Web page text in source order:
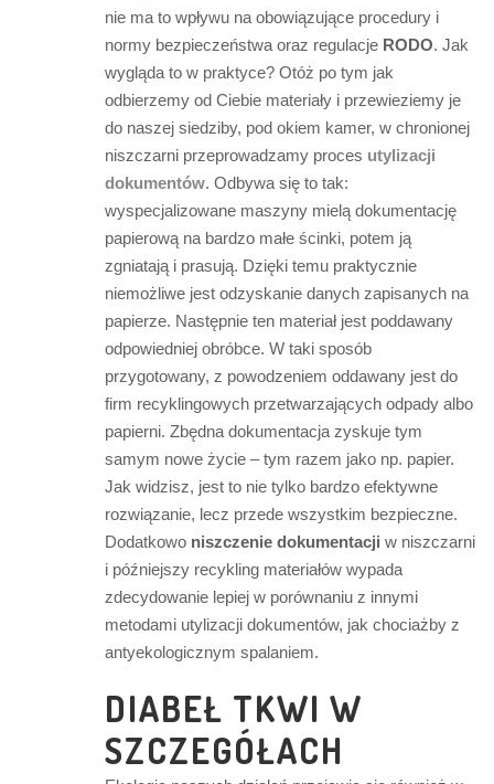
nie ma to wpływu na obowiązujące procedury i
normy bezpieczeństwa oraz regulacje RODO. Jak
wygląda to w praktyce? Otóż po tym jak
odbierzemy od Ciebie materiały i przewieziemy je
do naszej siedziby, pod okiem kamer, w chronionej
niszczarni przeprowadzamy proces utylizacji
dokumentów. Odbywa się to tak:
wyspecjalizowane maszyny mielą dokumentację
papierową na bardzo małe ścinki, potem ją
zgniatają i prasują. Dzięki temu praktycznie
niemożliwe jest odzyskanie danych zapisanych na
papierze. Następnie ten materiał jest poddawany
odpowiedniej obróbce. W taki sposób
przygotowany, z powodzeniem oddawany jest do
firm recyklingowych przetwarzających odpady albo
papierni. Zbędna dokumentacja zyskuje tym
samym nowe życie – tym razem jako np. papier.
Jak widzisz, jest to nie tylko bardzo efektywne
rozwiązanie, lecz przede wszystkim bezpieczne.
Dodatkowo niszczenie dokumentacji w niszczarni
i późniejszy recykling materiałów wypada
zdecydowanie lepiej w porównaniu z innymi
metodami utylizacji dokumentów, jak chociażby z
antyekologicznym spalaniem.
DIABEŁ TKWI W
SZCZEGÓŁACH